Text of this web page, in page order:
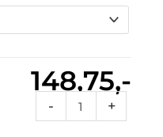
148,75,-
-
38
+